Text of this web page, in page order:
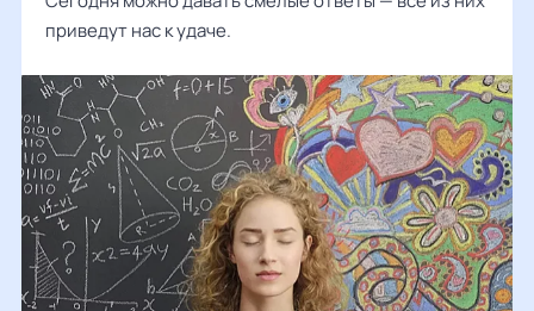
приведут нас к удаче.